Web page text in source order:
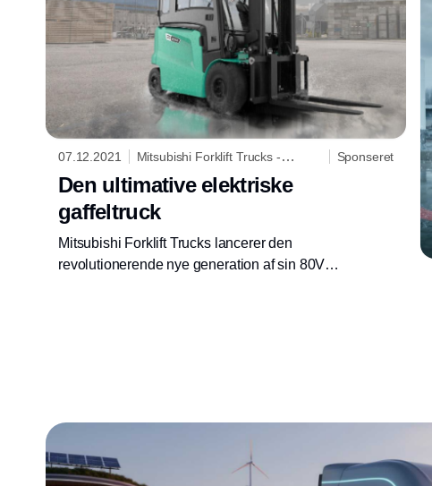
07.12.2021
Mitsubishi Forklift Trucks -
Sponseret
Den ultimative elektriske
gaffeltruck
Mitsubishi Forklift Trucks lancerer den
revolutionerende nye generation af sin 80V